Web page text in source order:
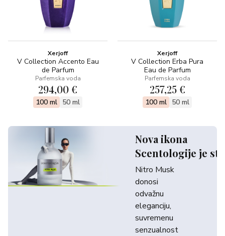
Xerjoff
V Collection Accento Eau
de Parfum
Parfemska voda
294,00 €
100 ml 50 ml
Xerjoff
V Collection Erba Pura
Eau de Parfum
Parfemska voda
257,25 €
100 ml 50 ml
Nova ikona
Scentologije je
Nitro Musk
donosi
odvažnu
eleganciju,
suvremenu
senzualnost